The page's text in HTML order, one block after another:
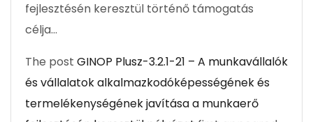
fejlesztésén keresztül történő támogatás
célja…
The post GINOP Plusz-3.2.1-21 – A munkavállalók
és vállalatok alkalmazkodóképességének és
termelékenységének javítása a munkaerő